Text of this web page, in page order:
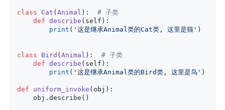
class Cat ( Animal ): # 子类
    def
describe (self):
        print
( '这是继承Animal类的Cat类, 这里是猫' )
class Bird ( Animal ): # 子类
    def
describe (self):
        print
( '这是继承Animal类的Bird类, 这里是鸟' )
def uniform_invoke (obj):
    obj.describe()